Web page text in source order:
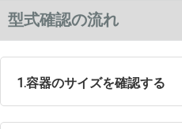
型式確認の流れ
1.容器のサイズを確認する